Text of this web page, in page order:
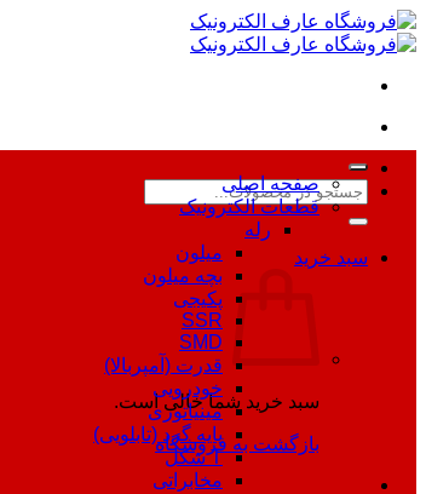
Skip
to
content
جستجو
برای:
سبد خرید
سبد خرید شما خالی است.
بازگشت به فروشگاه
صفحه اصلی
قطعات الکترونیک
رله
میلون
بچه میلون
پکیجی
SSR
SMD
قدرت (آمپربالا)
خودرویی
مینیاتوری
پایه گرد (تابلویی)
T شکل
مخابراتی